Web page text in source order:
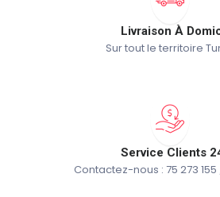
Livraison À
Sur tout le territoire
Service Clients
Contactez-nous : 75 273